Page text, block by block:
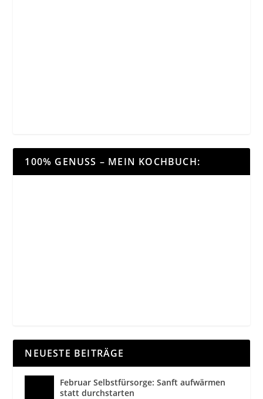
100% GENUSS – MEIN KOCHBUCH:
NEUESTE BEITRÄGE
Februar Selbstfürsorge: Sanft aufwärmen
statt durchstarten